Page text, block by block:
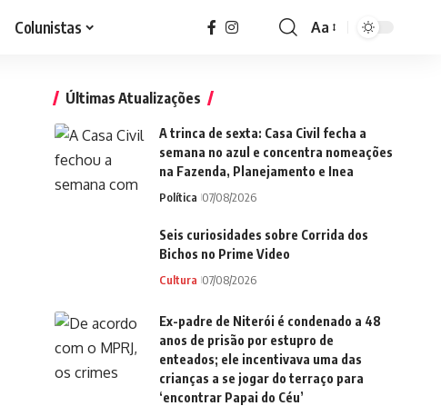
Colunistas
Font
Aa
Últimas Atualizações
A trinca de sexta: Casa Civil fecha a
semana no azul e concentra nomeações
na Fazenda, Planejamento e Inea
Política 07/08/2026
Seis curiosidades sobre Corrida dos
Bichos no Prime Video
Cultura 07/08/2026
Ex-padre de Niterói é condenado a 48
anos de prisão por estupro de
enteados; ele incentivava uma das
crianças a se jogar do terraço para
‘encontrar Papai do Céu’